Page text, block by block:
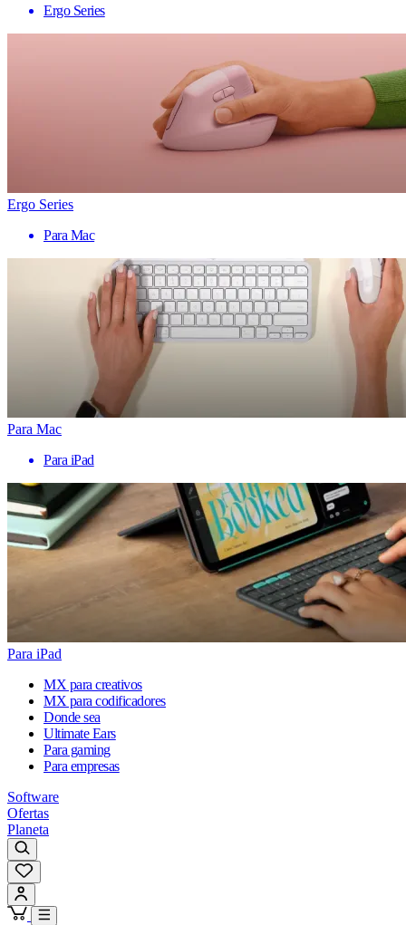
Ergo Series
Ergo Series
Para Mac
Para Mac
Para iPad
Para iPad
MX para creativos
MX para codificadores
Donde sea
Ultimate Ears
Para gaming
Para empresas
Software
Ofertas
Planeta